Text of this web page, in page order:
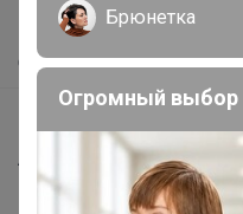
Помощь
О нас
Анонсы
Новости
Брюнетка
Огромный выбор